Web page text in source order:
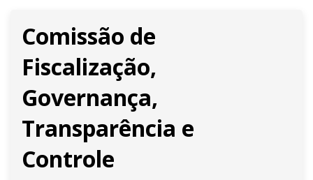
Comissão de
Fiscalização,
Governança,
Transparência e
Controle